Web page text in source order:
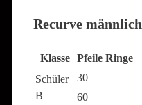
Recurve männlich
Klasse Pfeile Ringe
Schüler
B
30
60